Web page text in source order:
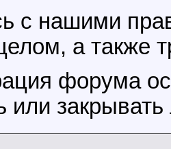
с нашими
а также
форума
или